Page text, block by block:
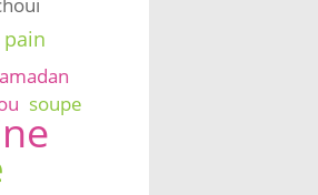
pain
soupe